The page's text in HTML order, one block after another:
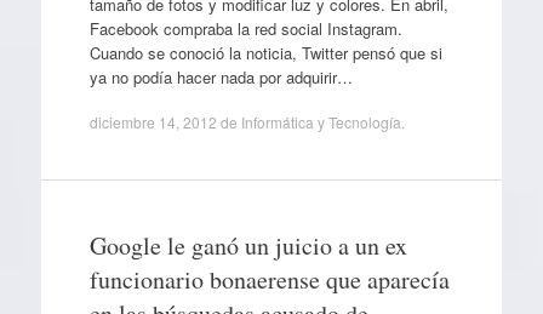
Facebook compraba la red social Instagram.
Cuando se conoció la noticia, Twitter pensó que si
ya no podía hacer nada por adquirir…
diciembre 14, 2012 de Informática y Tecnología
Google le ganó un juicio a un ex
funcionario bonaerense que aparecía